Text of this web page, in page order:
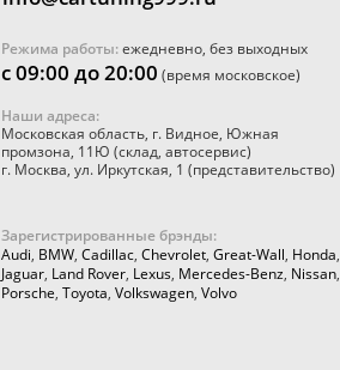
Режима работы:ежедневно, без выходных
с 09:00 до 20:00 (время московское)
Наши адреса:
Московская область, г. Видное, Южная
промзона, 11Ю (склад, автосервис)
г. Москва, ул. Иркутская, 1 (представительство)
Зарегистрированные брэнды:
Audi, BMW, Cadillac, Chevrolet, Great-Wall, Honda,
Jaguar, Land Rover, Lexus, Mercedes-Benz, Nissan,
Porsche, Toyota, Volkswagen, Volvo